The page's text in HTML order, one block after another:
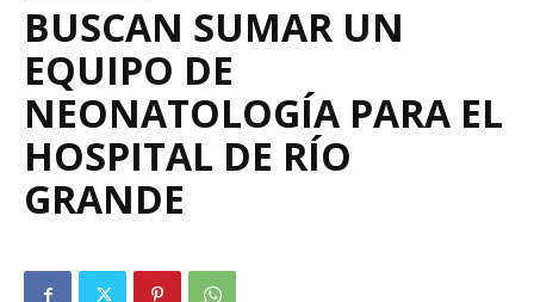
BUSCAN SUMAR UN
EQUIPO DE
NEONATOLOGÍA PARA EL
HOSPITAL DE RÍO
GRANDE